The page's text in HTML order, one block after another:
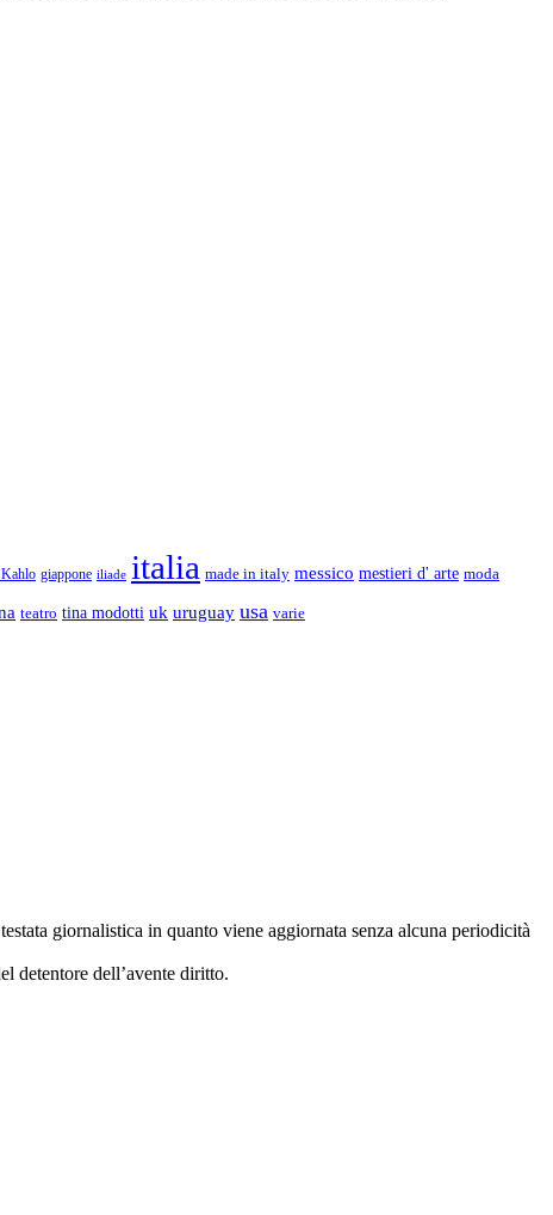
giappone iliade italia made in italy messico mestieri d' arte moda
teatro tina modotti uk uruguay usa varie
giornalistica in quanto viene aggiornata senza alcuna periodicità
detentore dell’avente diritto.